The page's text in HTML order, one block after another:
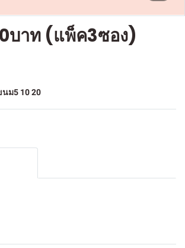
บาท (แพ็ค3ซอง)
ม5 10 20